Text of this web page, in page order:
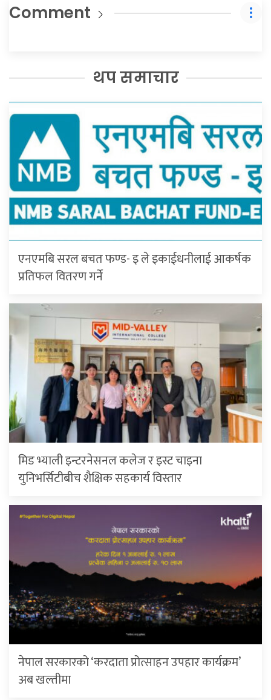
Comment
थप समाचार
एनएमबि सरल बचत फण्ड- इ ले इकाईधनीलाई आकर्षक
प्रतिफल वितरण गर्ने
मिड भ्याली इन्टरनेसनल कलेज र इस्ट चाइना
युनिभर्सिटीबीच शैक्षिक सहकार्य विस्तार
नेपाल सरकारको ‘करदाता प्रोत्साहन उपहार कार्यक्रम’
अब खल्तीमा